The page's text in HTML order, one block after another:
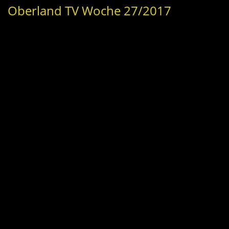
Oberland TV Woche 27/2017